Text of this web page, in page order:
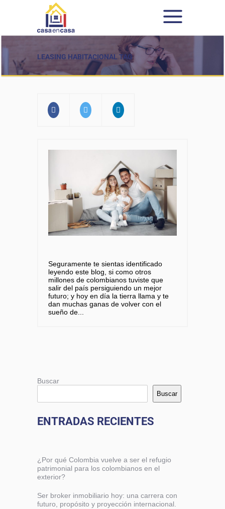
LEASING HABITACIONAL TAG
Seguramente te sientas identificado
leyendo este blog, si como otros
millones de colombianos tuviste que
salir del país persiguiendo un mejor
futuro; y hoy en día la tierra llama y te
dan muchas ganas de volver con el
sueño de
Buscar
Buscar
ENTRADAS RECIENTES
¿Por qué Colombia vuelve a ser el refugio
patrimonial para los colombianos en el
exterior?
Ser broker inmobiliario hoy: una carrera con
futuro, propósito y proyección internacional.